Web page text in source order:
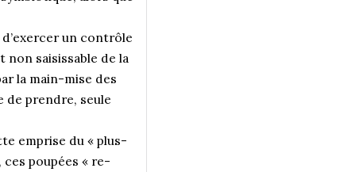
un contrôle
non saisissable de la
la main-mise des
de prendre, seule
emprise du « plus-
ces poupées « re-